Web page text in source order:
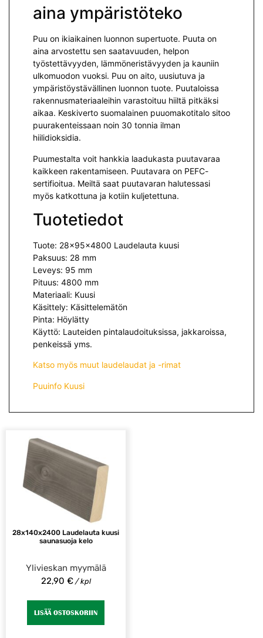
aina ympäristöteko
Puu on ikiaikainen luonnon supertuote. Puuta on
aina arvostettu sen saatavuuden, helpon
työstettävyyden, lämmöneristävyyden ja kauniin
ulkomuodon vuoksi. Puu on aito, uusiutuva ja
ympäristöystävällinen luonnon tuote. Puutaloissa
rakennusmateriaaleihin varastoituu hiiltä pitkäksi
aikaa. Keskiverto suomalainen puuomakotitalo sitoo
puurakenteissaan noin 30 tonnia ilman
hiilidioksidia.
Puumestalta voit hankkia laadukasta puutavaraa
kaikkeen rakentamiseen. Puutavara on PEFC-
sertifioitua. Meiltä saat puutavaran halutessasi
myös katkottuna ja kotiin kuljetettuna.
Tuotetiedot
Tuote: 28x95x4800 Laudelauta kuusi
Paksuus: 28 mm
Leveys: 95 mm
Pituus: 4800 mm
Materiaali: Kuusi
Käsittely: Käsittelemätön
Pinta: Höylätty
Käyttö: Lauteiden pintalaudoituksissa, jakkaroissa,
penkeissä yms.
Katso myös muut laudelaudat ja -rimat
Puuinfo Kuusi
28x140x2400 Laudelauta kuusi
saunasuoja kelo
Ylivieskan myymälä
22,90 €/ kpl
LISÄÄ OSTOSKORIIN